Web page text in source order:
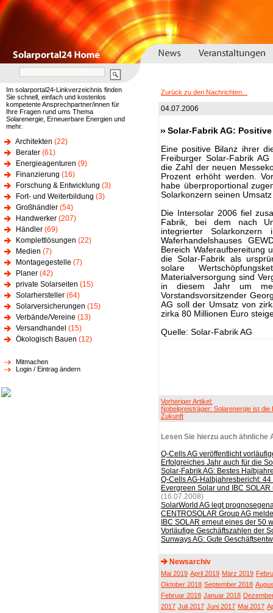
Im solarportal24-Linkverzeichnis finden
Sie schnell, einfach und kostenlos
kompetente Ansprechpartner/innen für
Ihre Fragen rund ums Thema
Solarenergie, Erneuerbare Energien und
mehr.
Architekten (22)
Berater (61)
Energieagenturen (9)
Finanzierung (16)
Forschung & Entwicklung (3)
Fort- und Weiterbildung (3)
Großhändler (54)
Handwerker (207)
Händler (69)
Komplettlösungen (22)
Medien (7)
Montagegestelle (7)
Planer (42)
private Solarseiten (15)
Solarhersteller (64)
Solarversicherungen (15)
Verbände/Vereine (13)
Versandhandel (15)
Ökologisch Bauen (12)
Mitmachen
Login / Eintrag ändern
Zurück zu den Nachrichten...
04.07.2006
Solar-Fabrik AG:
Eine positive Bilanz ihrer
Freiburger Solar-Fabrik
die Zahl der neuen
Prozent erhöht werden.
habe überproportional
Solarkonzern seinen
Die Intersolar 2006 fiel
Fabrik, bei dem nach
integrierter
Waferhandelshauses
Bereich Waferaufbereitung
die Solar-Fabrik als
solare
Materialversorgung sind
in diesem Jahr um
Vorstandsvorsitzender
AG soll der Umsatz von
zirka 80 Millionen Euro
Quelle: Solar-Fabrik AG
Vorheriger Artikel:
Nobelpreisträger: Solarenergie ist die
Zukunft
Lesen Sie hierzu auch ähnliche
Q-Cells AG veröffentlicht
Erfolgreiches Jahr auch für die
Solar-Fabrik AG: Bestes
Q-Cells AG-Halbjahresbericht:
Evergreen Solar und IBC
(16.07.2008)
SolarWorld AG legt
CENTROSOLAR Group AG
IBC SOLAR erneut eines der 50
Vorläufige Geschäftszahlen der
Sunways AG: Gute
Newsarchiv
Mai 2019 April 2019 März 2019
Oktober 2018 September 2018
Februar 2018 Januar 2018
2017 Juli 2017 Juni 2017 Mai 2017